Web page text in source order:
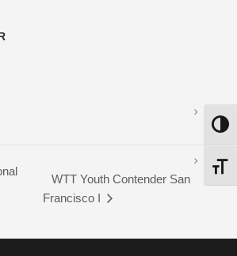
WTT Youth Contender San
Francisco I